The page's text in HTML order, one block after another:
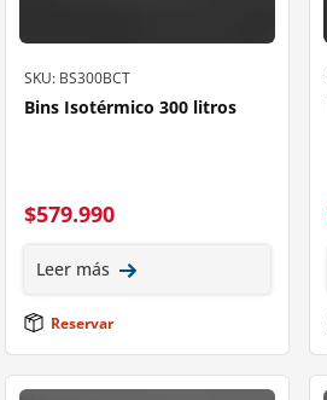
SKU: BS300BCT
Bins Isotérmico 300 litros
$579.990
Leer más
Reservar